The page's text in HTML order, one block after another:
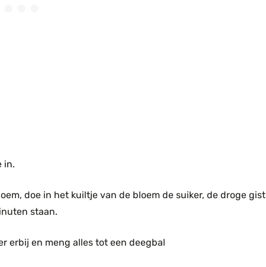
in.
doe in het kuiltje van de bloem de suiker, de droge gist
staan.
erbij en meng alles tot een deegbal